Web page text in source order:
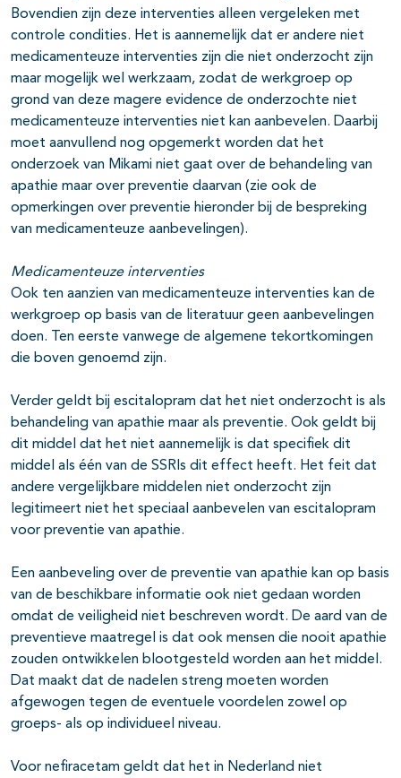
Bovendien zijn deze interventies alleen vergeleken met
controle condities. Het is aannemelijk dat er andere niet
medicamenteuze interventies zijn die niet onderzocht zijn
maar mogelijk wel werkzaam, zodat de werkgroep op
grond van deze magere evidence de onderzochte niet
medicamenteuze interventies niet kan aanbevelen. Daarbij
moet aanvullend nog opgemerkt worden dat het
onderzoek van Mikami niet gaat over de behandeling van
apathie maar over preventie daarvan (zie ook de
opmerkingen over preventie hieronder bij de bespreking
van medicamenteuze aanbevelingen).
Medicamenteuze interventies
Ook ten aanzien van medicamenteuze interventies kan de
werkgroep op basis van de literatuur geen aanbevelingen
doen. Ten eerste vanwege de algemene tekortkomingen
die boven genoemd zijn.
Verder geldt bij escitalopram dat het niet onderzocht is als
behandeling van apathie maar als preventie. Ook geldt bij
dit middel dat het niet aannemelijk is dat specifiek dit
middel als één van de SSRIs dit effect heeft. Het feit dat
andere vergelijkbare middelen niet onderzocht zijn
legitimeert niet het speciaal aanbevelen van escitalopram
voor preventie van apathie.
Een aanbeveling over de preventie van apathie kan op basis
van de beschikbare informatie ook niet gedaan worden
omdat de veiligheid niet beschreven wordt. De aard van de
preventieve maatregel is dat ook mensen die nooit apathie
zouden ontwikkelen blootgesteld worden aan het middel.
Dat maakt dat de nadelen streng moeten worden
afgewogen tegen de eventuele voordelen zowel op
groeps- als op individueel niveau.
Voor nefiracetam geldt dat het in Nederland niet